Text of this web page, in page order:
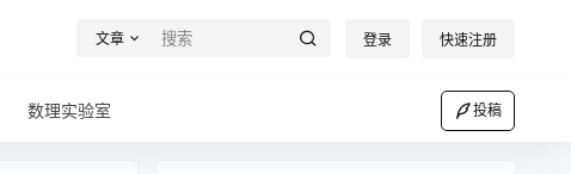
文章 登录 快速注册
数理实验室 投稿